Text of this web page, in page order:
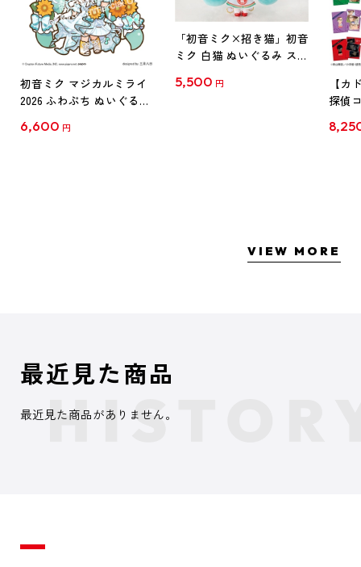
初音ミク マジカルミライ
2026 ふわぷち ぬいぐるみ
6,600 円
「初音ミク×招き猫」初音
ミク 白猫 ぬいぐるみ スタ
5,500 円
【カ
探偵
クリ
VIEW MORE
最近見た商品
最近見た商品がありません。